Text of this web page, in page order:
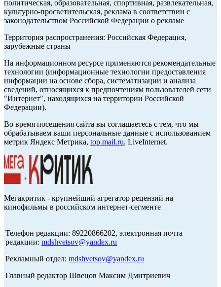
политическая, образовательная, спортивная, развлекательная,
культурно-просветительская, реклама в соответствии с
законодательством Российской Федерации о рекламе
Территория распространения: Российская Федерация,
зарубежные страны
На информационном ресурсе применяются рекомендательные
технологии (информационные технологии предоставления
информации на основе сбора, систематизации и анализа
сведений, относящихся к предпочтениям пользователей сети
"Интернет", находящихся на территории Российской
Федерации).
Во время посещения сайта вы соглашаетесь с тем, что мы
обрабатываем ваши персональные данные с использованием
метрик Яндекс Метрика, top.mail.ru, LiveInternet.
Мегакритик - крупнейший агрегатор рецензий на
кинофильмы в российском интернет-сегменте
Телефон редакции: 89220866202, электронная почта
редакции: mdshvetsov@yandex.ru
Рекламный отдел: mdshvetsov@yandex.ru
Главный редактор Швецов Максим Дмитриевич